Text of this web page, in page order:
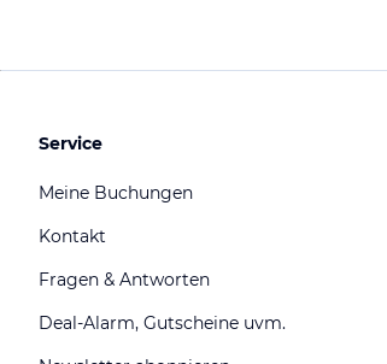
Service
Meine Buchungen
Kontakt
Fragen & Antworten
Deal-Alarm, Gutscheine uvm.